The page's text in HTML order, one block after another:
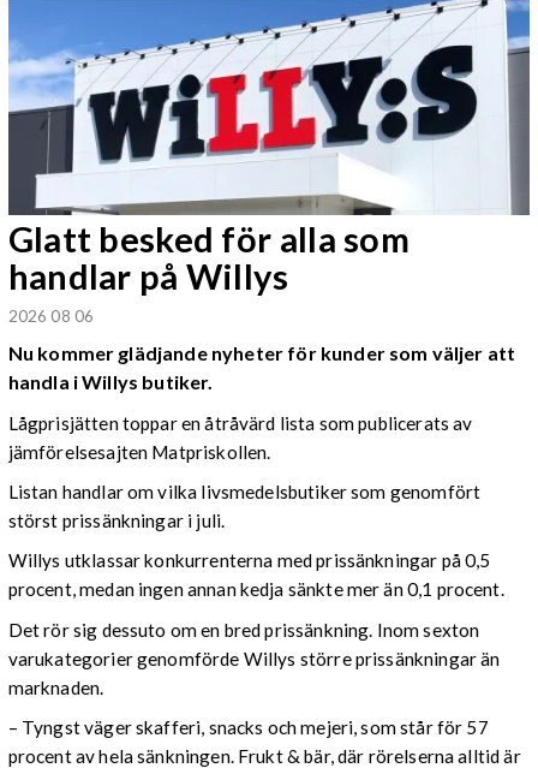
Glatt besked för alla som
handlar på Willys
2026 08 06
Nu kommer glädjande nyheter för kunder som väljer att
handla i Willys butiker.
Lågprisjätten toppar en åtråvärd lista som publicerats av
jämförelsesajten Matpriskollen.
Listan handlar om vilka livsmedelsbutiker som genomfört
störst prissänkningar i juli.
Willys utklassar konkurrenterna med prissänkningar på 0,5
procent, medan ingen annan kedja sänkte mer än 0,1 procent.
Det rör sig dessuto om en bred prissänkning. Inom sexton
varukategorier genomförde Willys större prissänkningar än
marknaden.
– Tyngst väger skafferi, snacks och mejeri, som står för 57
procent av hela sänkningen. Frukt & bär, där rörelserna alltid är